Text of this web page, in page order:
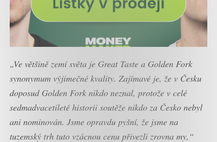
„Ve většině zemí světa je Great Taste a Golden Fork
synonymum výjimečné kvality. Zajímavé je, že v Česku
doposud Golden Fork nikdo neznal, protože v celé
sedmadvacetileté historii soutěže nikdo za Česko nebyl
ani nominován. Jsme opravdu pyšní, že jsme na
tuzemský trh tuto vzácnou cenu přivezli zrovna my,“